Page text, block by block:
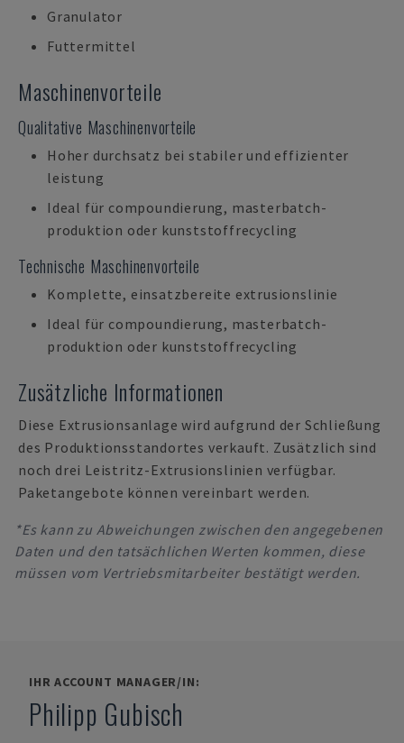
Granulator
Futtermittel
Maschinenvorteile
Qualitative Maschinenvorteile
Hoher durchsatz bei stabiler und effizienter
leistung
Ideal für compoundierung, masterbatch-
produktion oder kunststoffrecycling
Technische Maschinenvorteile
Komplette, einsatzbereite extrusionslinie
Ideal für compoundierung, masterbatch-
produktion oder kunststoffrecycling
Zusätzliche Informationen
Diese Extrusionsanlage wird aufgrund der Schließung
des Produktionsstandortes verkauft. Zusätzlich sind
noch drei Leistritz-Extrusionslinien verfügbar.
Paketangebote können vereinbart werden.
*Es kann zu Abweichungen zwischen den angegebenen
Daten und den tatsächlichen Werten kommen, diese
müssen vom Vertriebsmitarbeiter bestätigt werden.
IHR ACCOUNT MANAGER/IN:
Philipp Gubisch